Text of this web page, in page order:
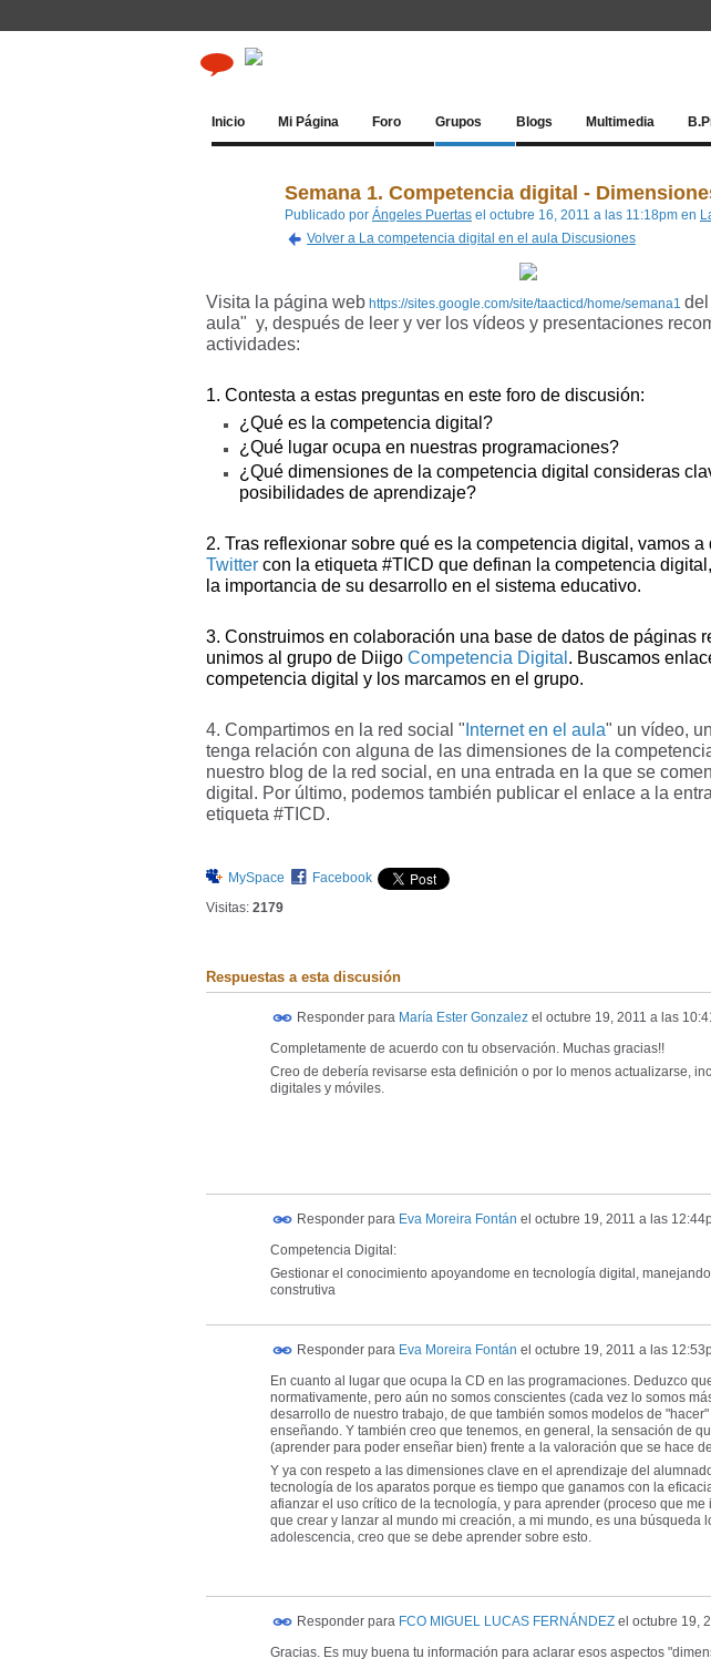
Inicio Mi Página Foro Grupos Blogs Multimedia
Semana 1. Competencia digital -
Publicado por Ángeles Puertas el octubre 16, 2011 a las 11:18pm en
Volver a La competencia digital en el aula Discusiones
Visita la página web https://sites.google.com/site/taacticd/home/semana1
aula" y, después de leer y ver los vídeos y presentaciones
actividades:
1. Contesta a estas preguntas en este foro de discusión:
¿Qué es la competencia digital?
¿Qué lugar ocupa en nuestras programaciones?
¿Qué dimensiones de la competencia digital consideras
posibilidades de aprendizaje?
2. Tras reflexionar sobre qué es la competencia digital, vamos
Twitter con la etiqueta #TICD que definan la competencia
la importancia de su desarrollo en el sistema educativo.
3. Construimos en colaboración una base de datos de páginas
unimos al grupo de Diigo Competencia Digital . Buscamos
competencia digital y los marcamos en el grupo.
4. Compartimos en la red social " Internet en el aula" un vídeo,
tenga relación con alguna de las dimensiones de la
nuestro blog de la red social, en una entrada en la que se
digital. Por último, podemos también publicar el enlace a la
etiqueta #TICD.
MySpace
Facebook
Visitas: 2179
Respuestas a esta discusión
Responder para María Ester Gonzalez el octubre 19, 2011 a las
Completamente de acuerdo con tu observación. Muchas gracias!!
Creo de debería revisarse esta definición o por lo menos actualizarse,
digitales y móviles.
Responder para Eva Moreira Fontán el octubre 19, 2011 a las
Competencia Digital:
Gestionar el conocimiento apoyandome en tecnología digital,
construtiva
Responder para Eva Moreira Fontán el octubre 19, 2011 a las
En cuanto al lugar que ocupa la CD en las programaciones. Deduzco
normativamente, pero aún no somos conscientes (cada vez lo somos
desarrollo de nuestro trabajo, de que también somos modelos de
enseñando. Y también creo que tenemos, en general, la sensación de
(aprender para poder enseñar bien) frente a la valoración que se hace
Y ya con respeto a las dimensiones clave en el aprendizaje del
tecnología de los aparatos porque es tiempo que ganamos con la
afianzar el uso crítico de la tecnología, y para aprender (proceso que
que crear y lanzar al mundo mi creación, a mi mundo, es una búsqueda
adolescencia, creo que se debe aprender sobre esto.
Responder para FCO MIGUEL LUCAS FERNÁNDEZ el octubre 19,
Gracias. Es muy buena tu información para aclarar esos aspectos